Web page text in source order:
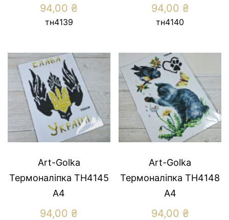
94,00 ₴
тн4139
94,00 ₴
тн4140
Art-Golka
Термоналіпка ТН4145
А4
94,00 ₴
Art-Golka
Термоналіпка ТН4148
А4
94,00 ₴